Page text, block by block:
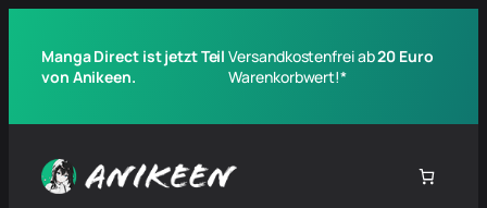
Manga Direct ist jetzt Teil
von Anikeen.
Versandkostenfrei ab20 Euro
Warenkorbwert!*